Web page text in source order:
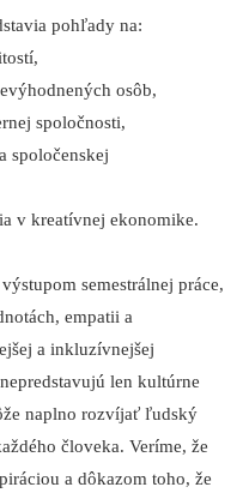
pohľady na:
osôb,
spoločnosti,
spoločenskej
v kreatívnej ekonomike.
semestrálnej práce,
empatii a
a inkluzívnejšej
len kultúrne
naplno rozvíjať ľudský
človeka. Veríme, že
a dôkazom toho, že